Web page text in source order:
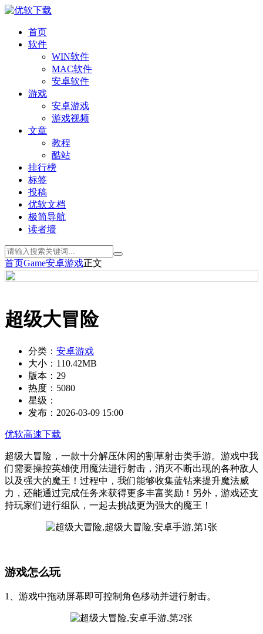
首页
软件
WIN软件
MAC软件
安卓软件
游戏
安卓游戏
游戏视频
文章
教程
酷站
排行榜
标签
投稿
优软文档
极简导航
读者墙
首页Game安卓游戏正文
超级大冒险
分类： 安卓游戏
大小： 110.42MB
版本： 29
热度： 5080
星级：
发布： 2026-03-09 15:00
优软高速下载
超级大冒险，一款十分解压休闲的割草射击类手游。游戏中我
们需要操控英雄使用魔法进行射击，消灭不断出现的各种敌人
以及强大的魔王！过程中，我们能够收集蓝钻来提升魔法威
力，还能通过完成任务来获得更多丰富奖励！另外，游戏还支
持玩家们进行组队，一起去挑战更为强大的魔王！
游戏怎么玩
1、游戏中拖动屏幕即可控制角色移动并进行射击。